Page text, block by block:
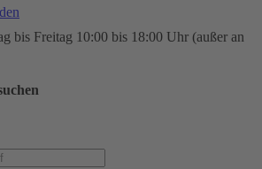
bis Freitag 10:00 bis 18:00 Uhr (außer an